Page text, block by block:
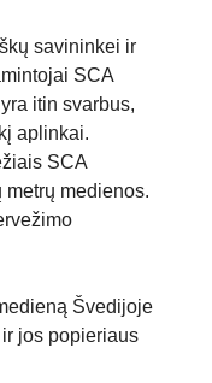
savininkei ir
SCA
itin svarbus,
aplinkai.
SCA
medienos.
Švedijoje
jos popieriaus